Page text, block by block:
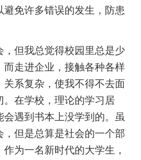
免许多错误的发生，防患
但我总觉得校园里总是少
走进企业，接触各种各样
系复杂，使我不得不去面
。在学校，理论的学习居
遇到书本上没学到的。虽
但是总算是社会的一个部
为一名新时代的大学生，